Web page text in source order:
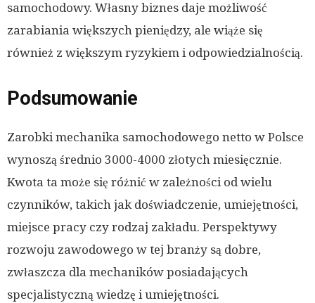
samochodowy. Własny biznes daje możliwość
zarabiania większych pieniędzy, ale wiąże się
również z większym ryzykiem i odpowiedzialnością.
Podsumowanie
Zarobki mechanika samochodowego netto w Polsce
wynoszą średnio 3000-4000 złotych miesięcznie.
Kwota ta może się różnić w zależności od wielu
czynników, takich jak doświadczenie, umiejętności,
miejsce pracy czy rodzaj zakładu. Perspektywy
rozwoju zawodowego w tej branży są dobre,
zwłaszcza dla mechaników posiadających
specjalistyczną wiedzę i umiejętności.